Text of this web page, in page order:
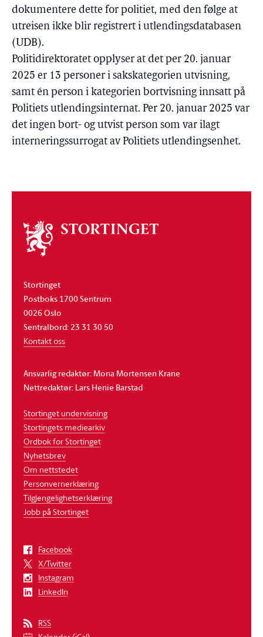
dokumentere dette for politiet, med den følge at
utreisen ikke blir registrert i utlendingsdatabasen
(UDB).
Politidirektoratet opplyser at det per 20. januar
2025 er 13 personer i sakskategorien utvisning,
samt én person i kategorien bortvisning innsatt på
Politiets utlendingsinternat. Per 20. januar 2025 var
det ingen bort- og utvist person som var ilagt
interneringssurrogat av Politiets utlendingsenhet.
Om
stortinget
Stortinget
Postboks 1700 Sentrum
0026 Oslo
Sentralbord: 23 31 30 50
Kontakt oss
Ansvarlig redaktør: Mona Mortensen Krane
Nettredaktør: Lars Henie Barstad
Stortinget undervisning
Stortingets mediearkiv
Ordbok for Stortinget
Nyhetsbrev
Om nettstedet
Personvernerklæring
Tilgjengelighetserklæring
Jobb på Stortinget
Facebook
X/Twitter
Instagram
LinkedIn
RSS